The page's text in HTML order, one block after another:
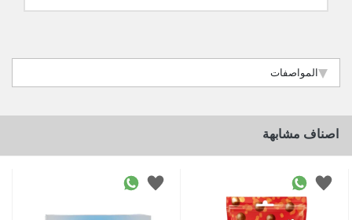
المواصفات
اصناف مشابهة